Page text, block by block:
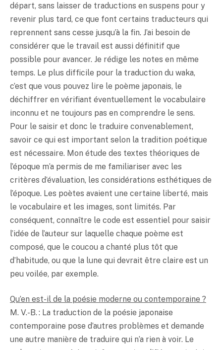
départ, sans laisser de traductions en suspens pour y
revenir plus tard, ce que font certains traducteurs qui
reprennent sans cesse jusqu’à la fin. J’ai besoin de
considérer que le travail est aussi définitif que
possible pour avancer. Je rédige les notes en même
temps. Le plus difficile pour la traduction du waka,
c’est que vous pouvez lire le poème japonais, le
déchiffrer en vérifiant éventuellement le vocabulaire
inconnu et ne toujours pas en comprendre le sens.
Pour le saisir et donc le traduire convenablement,
savoir ce qui est important selon la tradition poétique
est nécessaire. Mon étude des textes théoriques de
l’époque m’a permis de me familiariser avec les
critères d’évaluation, les considérations esthétiques de
l’époque. Les poètes avaient une certaine liberté, mais
le vocabulaire et les images, sont limités. Par
conséquent, connaître le code est essentiel pour saisir
l’idée de l’auteur sur laquelle chaque poème est
composé, que le coucou a chanté plus tôt que
d’habitude, ou que la lune qui devrait être claire est un
peu voilée, par exemple.
Qu’en est-il de la poésie moderne ou contemporaine ?
M. V.-B. : La traduction de la poésie japonaise
contemporaine pose d’autres problèmes et demande
une autre manière de traduire qui n’a rien à voir. Le